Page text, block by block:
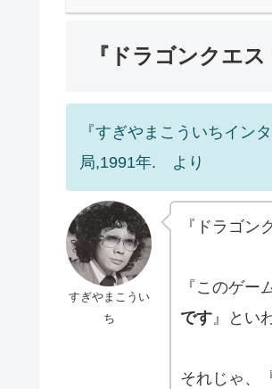
『ドラゴンクエ
『すぎやまこういちイ
局,1991年. より
すぎやまこうい
ち
『ドラゴ
『このゲー
です』とい
それじゃ、